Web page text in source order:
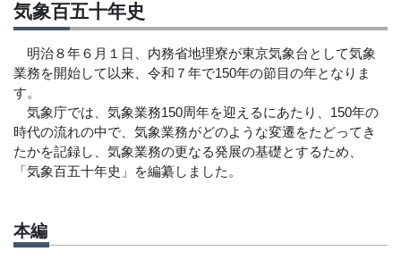
気象百五十年史
明治８年６月１日、内務省地理寮が東京気象台として気象
業務を開始して以来、令和７年で150年の節目の年となりま
す。
気象庁では、気象業務150周年を迎えるにあたり、150年の
時代の流れの中で、気象業務がどのような変遷をたどってき
たかを記録し、気象業務の更なる発展の基礎とするため、
「気象百五十年史」を編纂しました。
本編